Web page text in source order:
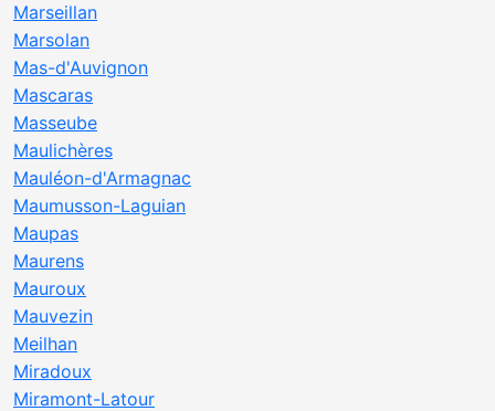
Marseillan
Marsolan
Mas-d'Auvignon
Mascaras
Masseube
Maulichères
Mauléon-d'Armagnac
Maumusson-Laguian
Maupas
Maurens
Mauroux
Mauvezin
Meilhan
Miradoux
Miramont-Latour